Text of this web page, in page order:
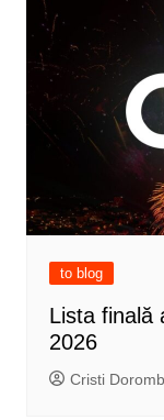
to blog
Lista finală
2026
Cristi